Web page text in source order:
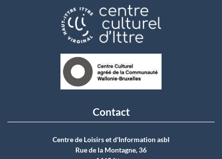
Contact
Centre de Loisirs et d'Information asbI
Rue de la Montagne, 36